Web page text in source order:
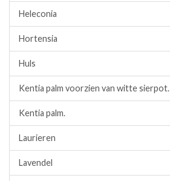
Heleconia
Hortensia
Huls
Kentia palm voorzien van witte sierpot.
Kentia palm.
Laurieren
Lavendel